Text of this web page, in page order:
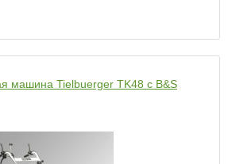
машина Tielbuerger TK48 с B&S